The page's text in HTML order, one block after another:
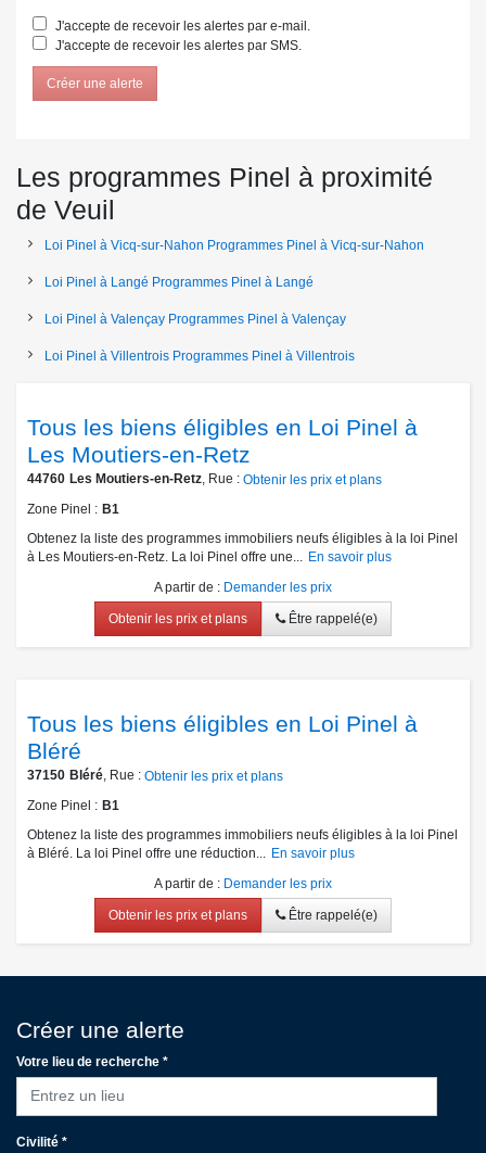
J'accepte de recevoir les alertes par e-mail.
J'accepte de recevoir les alertes par SMS.
Créer une alerte
Les programmes Pinel à proximité
de Veuil
Loi Pinel à Vicq-sur-Nahon Programmes Pinel à Vicq-sur-Nahon
Loi Pinel à Langé Programmes Pinel à Langé
Loi Pinel à Valençay Programmes Pinel à Valençay
Loi Pinel à Villentrois Programmes Pinel à Villentrois
Tous les biens éligibles en Loi Pinel à
Les Moutiers-en-Retz
44760 Les Moutiers-en-Retz , Rue : Obtenir les prix et plans
Zone Pinel
B1
Obtenez la liste des programmes immobiliers neufs éligibles à la loi Pinel
à Les Moutiers-en-Retz. La loi Pinel offre une...
En savoir plus
A partir de : Demander les prix
Obtenir les prix et plans Être rappelé(e)
Tous les biens éligibles en Loi Pinel à
Bléré
37150 Bléré , Rue : Obtenir les prix et plans
Zone Pinel
B1
Obtenez la liste des programmes immobiliers neufs éligibles à la loi Pinel
à Bléré. La loi Pinel offre une réduction...
En savoir plus
A partir de : Demander les prix
Obtenir les prix et plans Être rappelé(e)
Créer une alerte
Votre lieu de recherche *
Entrez un lieu
Civilité *